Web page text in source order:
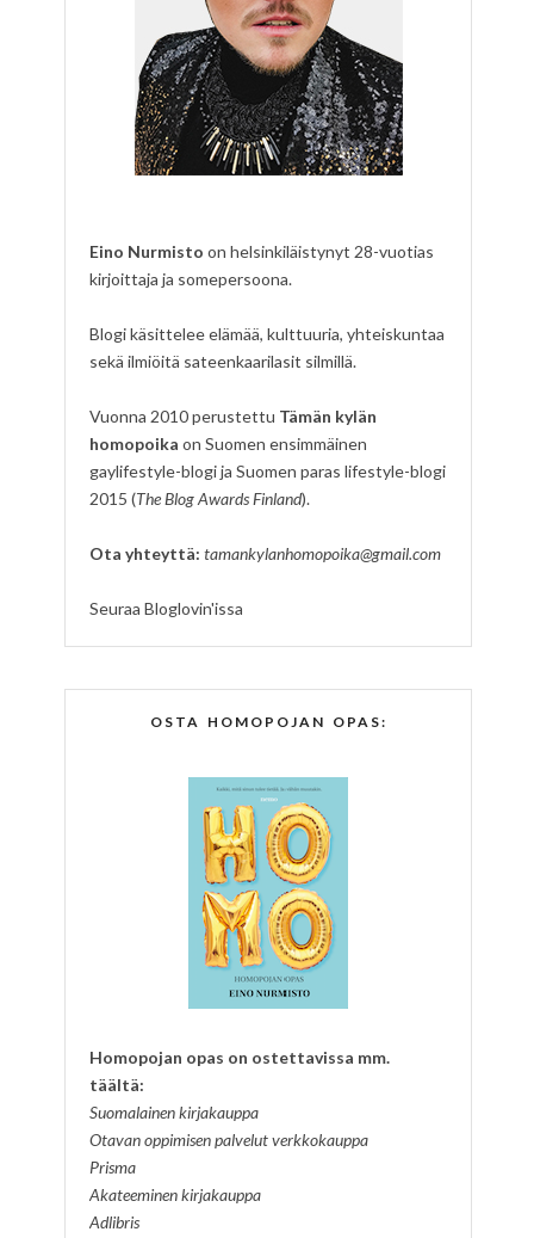
Eino Nurmisto on helsinkiläistynyt 28-vuotias
kirjoittaja ja somepersoona.
Blogi käsittelee elämää, kulttuuria, yhteiskuntaa
sekä ilmiöitä sateenkaarilasit silmillä.
Vuonna 2010 perustettu Tämän kylän
homopoika on Suomen ensimmäinen
gaylifestyle-blogi ja Suomen paras lifestyle-blogi
2015 (The Blog Awards Finland).
Ota yhteyttä: tamankylanhomopoika@gmail.com
Seuraa Bloglovin'issa
OSTA HOMOPOJAN OPAS:
Homopojan opas on ostettavissa mm.
täältä:
Suomalainen kirjakauppa
Otavan oppimisen palvelut verkkokauppa
Prisma
Akateeminen kirjakauppa
Adlibris